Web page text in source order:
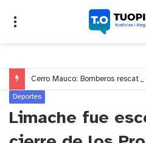
Deportes
Limache fue